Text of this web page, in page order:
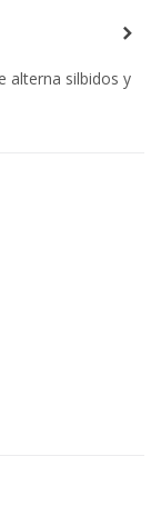
alterna silbidos y